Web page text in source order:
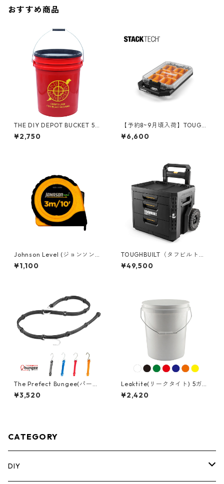
おすすめ商品
THE DIY DEPOT BUCKET 5ガ
ロンバケツ [エレクトリシャ
ン] フタ付き 05GLTDD-OHM
¥2,750
【予約8~9月頃入荷】TOUGHB
UILT（タフビルト）STACK TE
CH(スタックテック) オーガナ
¥6,600
Johnson Level (ジョンソンレ
ベル) 3m メジャースケール
[インチ/メトリック併記] 1828
¥1,100
TOUGHBUILT（タフビルト）S
TACK TECH(スタックテック)
ウィール3ドロワーボックス T
¥49,500
The Prefect Bungee(パーフ
ェクトバンジー) アジャスタブ
ル バンジーストラップ [48"/1
¥3,520
Leaktite(リークタイト) 5ガロ
ンバケツ [アメリカ製] 05GL
¥2,420
CATEGORY
DIY